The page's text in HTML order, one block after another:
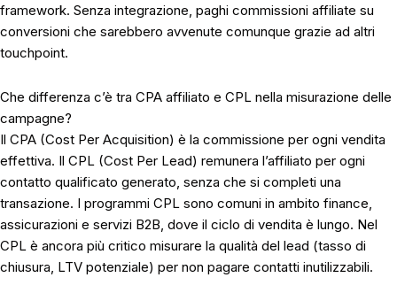
framework. Senza integrazione, paghi commissioni affiliate su
conversioni che sarebbero avvenute comunque grazie ad altri
touchpoint.
Che differenza c’è tra CPA affiliato e CPL nella misurazione delle
campagne?
Il CPA (Cost Per Acquisition) è la commissione per ogni vendita
effettiva. Il CPL (Cost Per Lead) remunera l’affiliato per ogni
contatto qualificato generato, senza che si completi una
transazione. I programmi CPL sono comuni in ambito finance,
assicurazioni e servizi B2B, dove il ciclo di vendita è lungo. Nel
CPL è ancora più critico misurare la qualità del lead (tasso di
chiusura, LTV potenziale) per non pagare contatti inutilizzabili.